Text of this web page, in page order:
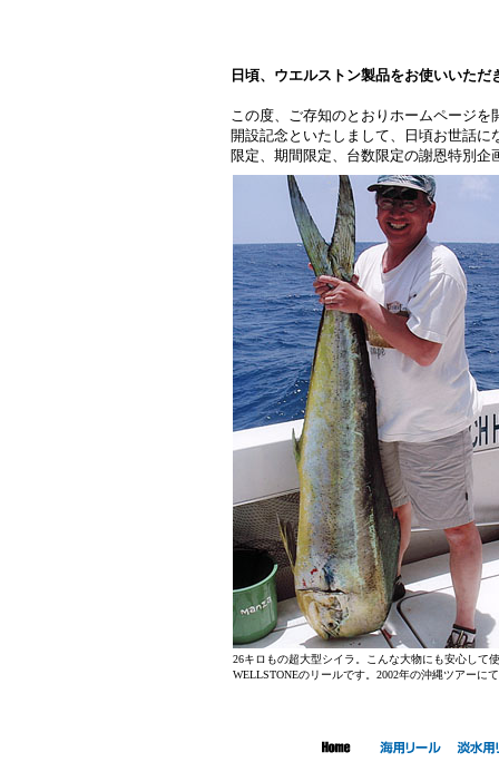
日頃、ウエルストン製品をお使いいた
この度、ご存知のとおりホームページ
開設記念といたしまして、日頃お世話
限定、期間限定、台数限定の謝恩特別
26キロもの超大型シイラ。こんな大物にも安心して
WELLSTONEのリールです。2002年の沖縄ツアーに